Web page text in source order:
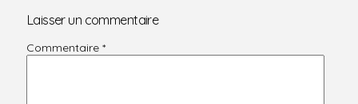
Laisser un commentaire
Commentaire *